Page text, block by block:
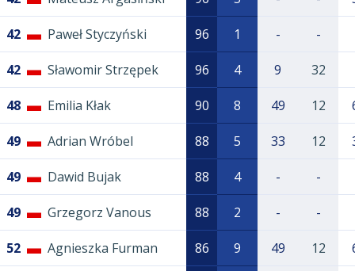
42 Paweł Styczyński 96 1 - -
42 Sławomir Strzępek 96 4 9 32
48 Emilia Kłak 90 8 49 12
49 Adrian Wróbel 88 5 33 12
49 Dawid Bujak 88 4 - -
49 Grzegorz Vanous 88 2 - -
52 Agnieszka Furman 86 9 49 12